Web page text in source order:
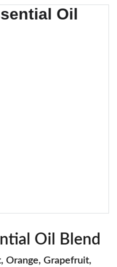
Oil Blend
Orange, Grapefruit,